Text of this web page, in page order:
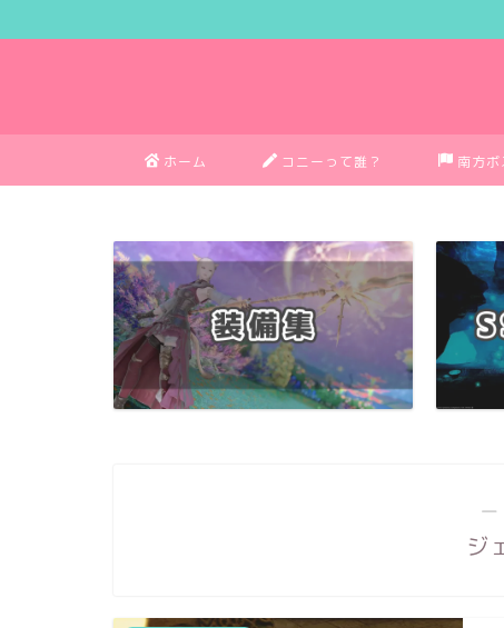
ホーム コニーって誰？ 南方ボ
―
ジ